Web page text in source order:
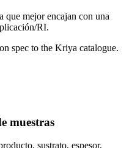
mejor encajan con una
RI.
spec to the Kriya catalogue.
muestras
sustrato, espesor,